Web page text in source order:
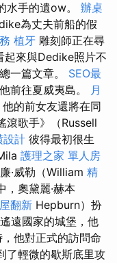
水手的遺ow。 辦桌
為丈夫前船的假
植牙 雕刻師正在尋
起來與Dedike照片不
一篇文章。 SEO最
前往夏威夷島。
月
的前女友還將在同
滾歌手》（Russell
設計 彼得最初很生
護理之家 單人房
·威勒（William 精
，奧黛麗·赫本
翻新 Hepburn）扮
遠國家的城堡，他
他對正式的訪問命
了輕微的歇斯底里攻